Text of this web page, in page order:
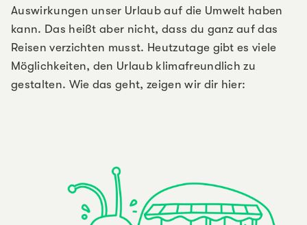
Auswirkungen unser Urlaub auf die Umwelt haben
kann. Das heißt aber nicht, dass du ganz auf das
Reisen verzichten musst. Heutzutage gibt es viele
Möglichkeiten, den Urlaub klimafreundlich zu
gestalten. Wie das geht, zeigen wir dir hier: